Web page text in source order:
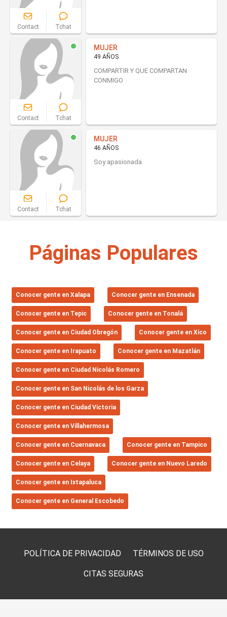
Contact Tchat
Contact Tchat
MUJER
49 AÑOS
COMPARTIR Y QUE COMPARTAN
CONMIGO
Contact Tchat
MUJER
46 AÑOS
Soy apasionada
Páginas Populares
Conocer gente en Xalapa Conocer gente en Ensenada
Conocer gente en Tepic Conocer gente en Tonalá
Conocer gente en Ciudad Obregón Conocer gente en Xico
Conocer gente en Irapuato Conocer gente en Mazatlán
Conocer gente en Ciudad Nicolás Romero
Conocer gente en San Nicolás de los Garza
Conocer gente en Ciudad Victoria
Conocer gente en Villahermosa
Conocer gente en Cuernavaca Conocer gente en Tampico
Conocer gente en Celaya Conocer gente en Nuevo Laredo
Conocer gente en Ixtapaluca
Conocer gente en General Escobedo
POLÍTICA DE PRIVACIDAD TÉRMINOS DE USO
CITAS SEGURAS